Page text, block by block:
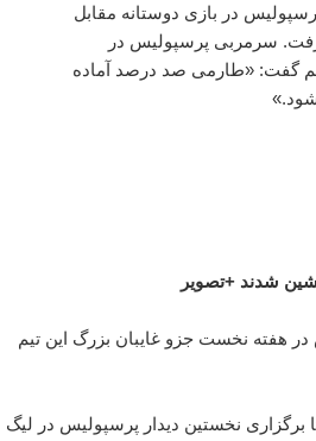
در بازی دوستانه مقابل
سرمربی پرسپولیس در
گفت: «طارمی صد درصد آماده
شدند +تصویر
هفته نخست جزو غایبان بزرگ این تیم
با اینکه هنوز ۵ روز تا برگزاری نخستین دیدار پرسپولیس در لیگ